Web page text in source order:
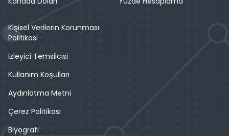
Kişisel Verilerin Korunması
Politikası
İzleyici Temsilcisi
Kullanım Koşulları
Aydınlatma Metni
Çerez Politikası
Biyografi